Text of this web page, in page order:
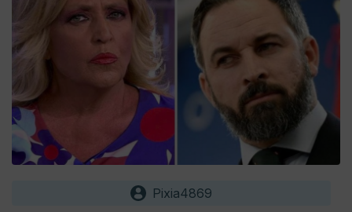
Pixia4869